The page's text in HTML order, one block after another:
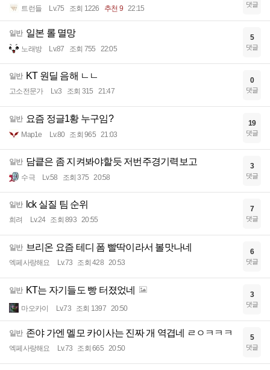
트런들 Lv.75 조회 1226 추천 9 22:15 댓글
일반 일본 롤 멸망
노래방 Lv.87 조회 755 22:05
5
댓글
일반 KT 원딜 음해 ㄴㄴ
고소전문가 Lv.3 조회 315 21:47
0
댓글
일반 요즘 정글1황 누구임?
Map1e Lv.80 조회 965 21:03
19
댓글
일반 담킅은 좀 지켜봐야할듯 저번주경기력보고
수극 Lv.58 조회 375 20:58
3
댓글
일반 lck 실질 팀 순위
희려 Lv.24 조회 893 20:55
7
댓글
일반 브리온 요즘 테디 폼 빨딱이라서 볼맛나네
엑페사랑해요 Lv.73 조회 428 20:53
6
댓글
일반 KT는 자기들도 빵 터졌었네
마오카이 Lv.73 조회 1397 20:50
3
댓글
일반 존야 가엔 멜모 카이사는 진짜 개 역겹네 ㄹㅇㅋㅋㅋ
엑페사랑해요 Lv.73 조회 665 20:50
5
댓글